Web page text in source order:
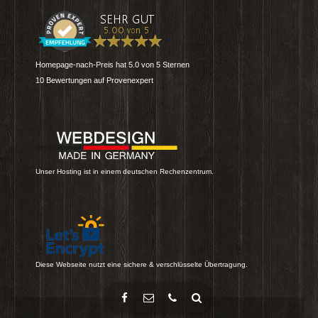
Homepage-nach-Preis hat 5.0 von 5 Sternen
10 Bewertungen auf Provenexpert
Unser Hosting ist in einem deutschen Rechenzentrum.
Diese Webseite nutzt eine sichere & verschlüsselte Übertragung.